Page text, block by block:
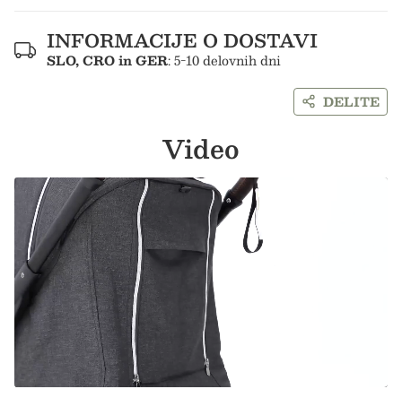
INFORMACIJE O DOSTAVI
SLO, CRO in GER: 5-10 delovnih dni
DELITE
Video